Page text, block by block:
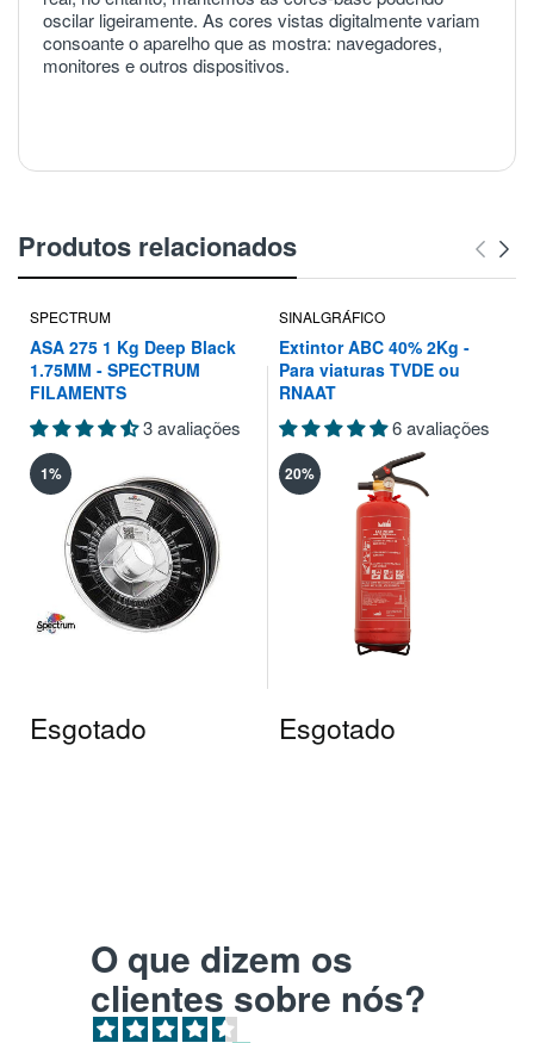
oscilar ligeiramente. As cores vistas digitalmente variam
consoante o aparelho que as mostra: navegadores,
monitores e outros dispositivos.
Produtos relacionados
SPECTRUM
ASA 275 1 Kg Deep Black
1.75MM - SPECTRUM
FILAMENTS
3 avaliações
1%
Esgotado
SINALGRÁFICO
Extintor ABC 40% 2Kg -
Para viaturas TVDE ou
RNAAT
6 avaliações
20%
Esgotado
O que dizem os
clientes sobre nós?